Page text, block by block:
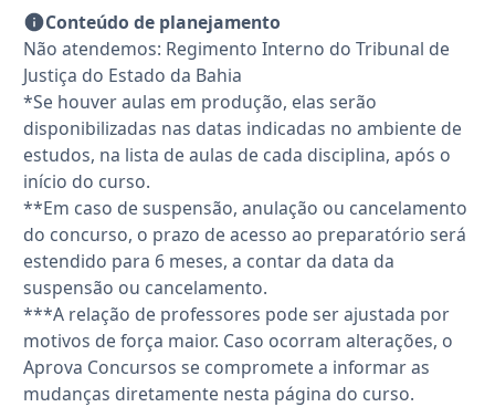
Conteúdo de planejamento
Não atendemos: Regimento Interno do Tribunal de
Justiça do Estado da Bahia
*Se houver aulas em produção, elas serão
disponibilizadas nas datas indicadas no ambiente de
estudos, na lista de aulas de cada disciplina, após o
início do curso.
**Em caso de suspensão, anulação ou cancelamento
do concurso, o prazo de acesso ao preparatório será
estendido para 6 meses, a contar da data da
suspensão ou cancelamento.
***A relação de professores pode ser ajustada por
motivos de força maior. Caso ocorram alterações, o
Aprova Concursos se compromete a informar as
mudanças diretamente nesta página do curso.